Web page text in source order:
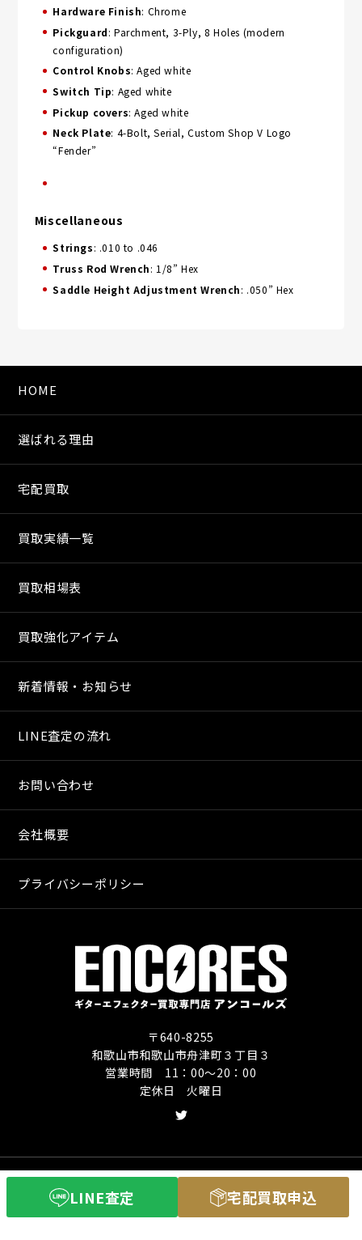
Hardware Finish: Chrome
Pickguard: Parchment, 3-Ply, 8 Holes (modern
configuration)
Control Knobs: Aged white
Switch Tip: Aged white
Pickup covers: Aged white
Neck Plate: 4-Bolt, Serial, Custom Shop V Logo
“Fender”
Miscellaneous
Strings: .010 to .046
Truss Rod Wrench: 1/8” Hex
Saddle Height Adjustment Wrench: .050” Hex
LINE査定 宅配買取申込
HOME
選ばれる理由
宅配買取
買取実績一覧
買取相場表
買取強化アイテム
新着情報・お知らせ
LINE査定の流れ
お問い合わせ
会社概要
プライバシーポリシー
〒640-8255
和歌山市和歌山市舟津町３丁目３
営業時間 11：00〜20：00
定休日 火曜日
Copyright (C) ギターエフェクター買取専門店
アンコールズ All Rights Reserved.